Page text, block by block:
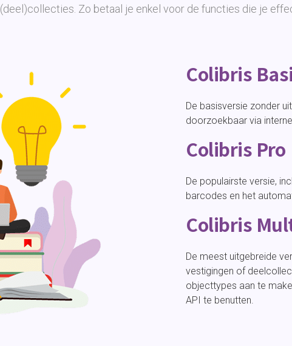
(deel)collecties. Zo betaal je enkel voor de functies die je
Colibris
De basisversie zonder
doorzoekbaar via
Colibris Pro
De populairste versie,
barcodes en het
Colibris
De meest uitgebreide
vestigingen of
objecttypes aan te
API te benutten.